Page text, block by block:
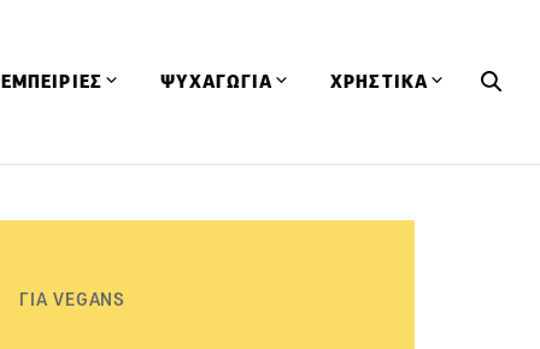
ΕΜΠΕΙΡΙΕΣ ΨΥΧΑΓΩΓΙΑ ΧΡΗΣΤΙΚΑ
ΓΙΑ VEGANS